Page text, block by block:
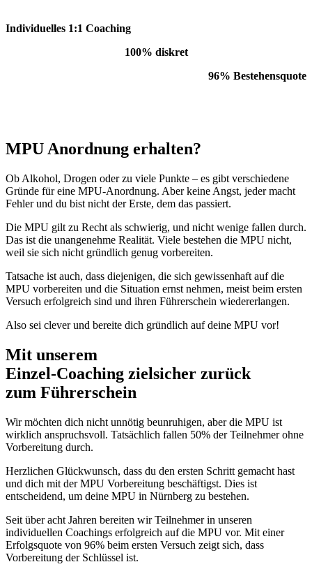
Individuelles 1:1 Coaching
100% diskret
96% Bestehensquote
MPU Anordnung erhalten?
Ob Alkohol, Drogen oder zu viele Punkte – es gibt verschiedene
Gründe für eine MPU-Anordnung. Aber keine Angst, jeder macht
Fehler und du bist nicht der Erste, dem das passiert.
Die MPU gilt zu Recht als schwierig, und nicht wenige fallen durch.
Das ist die unangenehme Realität. Viele bestehen die MPU nicht,
weil sie sich nicht gründlich genug vorbereiten.
Tatsache ist auch, dass diejenigen, die sich gewissenhaft auf die
MPU vorbereiten und die Situation ernst nehmen, meist beim ersten
Versuch erfolgreich sind und ihren Führerschein wiedererlangen.
Also sei clever und bereite dich gründlich auf deine MPU vor!
Mit unserem
Einzel-Coaching zielsicher zurück
zum Führerschein
Wir möchten dich nicht unnötig beunruhigen, aber die MPU ist
wirklich anspruchsvoll. Tatsächlich fallen 50% der Teilnehmer ohne
Vorbereitung durch.
Herzlichen Glückwunsch, dass du den ersten Schritt gemacht hast
und dich mit der MPU Vorbereitung beschäftigst. Dies ist
entscheidend, um deine MPU in Nürnberg zu bestehen.
Seit über acht Jahren bereiten wir Teilnehmer in unseren
individuellen Coachings erfolgreich auf die MPU vor. Mit einer
Erfolgsquote von 96% beim ersten Versuch zeigt sich, dass
Vorbereitung der Schlüssel ist.